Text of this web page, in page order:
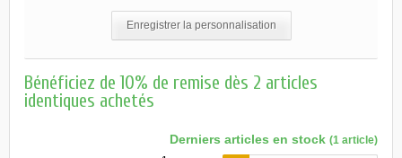
Enregistrer la personnalisation
Bénéficiez de 10% de remise dès 2 articles
identiques achetés
Derniers articles en stock (1 article)